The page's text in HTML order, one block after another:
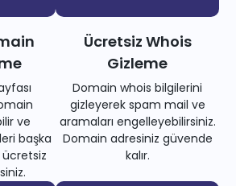
ve
başka
ücretsiz
Ücretsiz Whois
Gizleme
Domain whois bilgilerini
gizleyerek spam mail ve
aramaları engelleyebilirsiniz.
Domain adresiniz güvende
kalır.